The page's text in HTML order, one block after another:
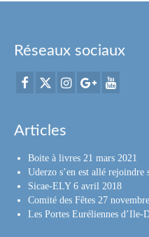
Réseaux sociaux
Articles
Boite à livres 21 mars 2021
Uderzo s’en est allé rejoindre
Sicae-ELY 6 avril 2018
Comité des Fêtes 27
Les Portes Euréliennes d’Ile-